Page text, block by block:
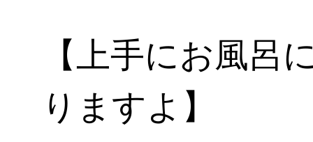
【上手にお風呂
りますよ】